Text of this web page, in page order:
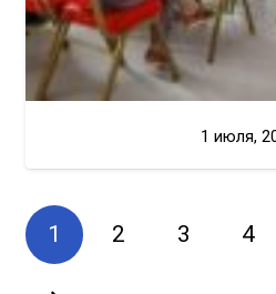
1 июля,
1 2 3 4